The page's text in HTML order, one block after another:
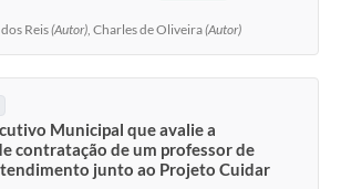
Reis(Autor), Charles de Oliveira(Autor)
Municipal que avalie a
contratação de um professor de
junto ao Projeto Cuidar